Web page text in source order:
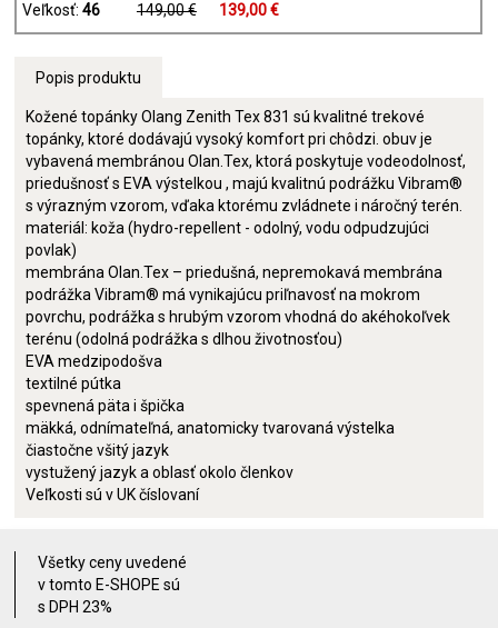
Veľkosť:46 149,00 € 139,00 €
Popis produktu
Kožené topánky Olang Zenith Tex 831 sú kvalitné trekové
topánky, ktoré dodávajú vysoký komfort pri chôdzi. obuv je
vybavená membránou Olan.Tex, ktorá poskytuje vodeodolnosť,
priedušnosť s EVA výstelkou , majú kvalitnú podrážku Vibram®
s výrazným vzorom, vďaka ktorému zvládnete i náročný terén.
materiál: koža (hydro-repellent - odolný, vodu odpudzujúci
povlak)
membrána Olan.Tex – priedušná, nepremokavá membrána
podrážka Vibram® má vynikajúcu priľnavosť na mokrom
povrchu, podrážka s hrubým vzorom vhodná do akéhokoľvek
terénu (odolná podrážka s dlhou životnosťou)
EVA medzipodošva
textilné pútka
spevnená päta i špička
mäkká, odnímateľná, anatomicky tvarovaná výstelka
čiastočne všitý jazyk
vystužený jazyk a oblasť okolo členkov
Veľkosti sú v UK číslovaní
Všetky ceny uvedené
v tomto E-SHOPE sú
s DPH 23%